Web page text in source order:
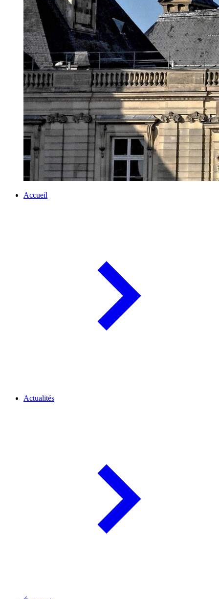
Accueil
Actualités